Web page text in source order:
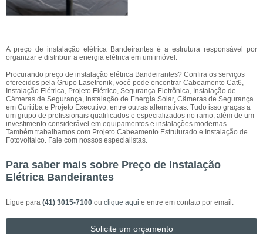
A preço de instalação elétrica Bandeirantes é a estrutura responsável por
organizar e distribuir a energia elétrica em um imóvel.
Procurando preço de instalação elétrica Bandeirantes? Confira os serviços
oferecidos pela Grupo Lasetronik, você pode encontrar Cabeamento Cat6,
Instalação Elétrica, Projeto Elétrico, Segurança Eletrônica, Instalação de
Câmeras de Segurança, Instalação de Energia Solar, Câmeras de Segurança
em Curitiba e Projeto Executivo, entre outras alternativas. Tudo isso graças a
um grupo de profissionais qualificados e especializados no ramo, além de um
investimento considerável em equipamentos e instalações modernas.
Também trabalhamos com Projeto Cabeamento Estruturado e Instalação de
Fotovoltaico. Fale com nossos especialistas.
Para saber mais sobre Preço de Instalação
Elétrica Bandeirantes
Ligue para (41) 3015-7100 ou clique aqui e entre em contato por email.
Solicite um orçamento